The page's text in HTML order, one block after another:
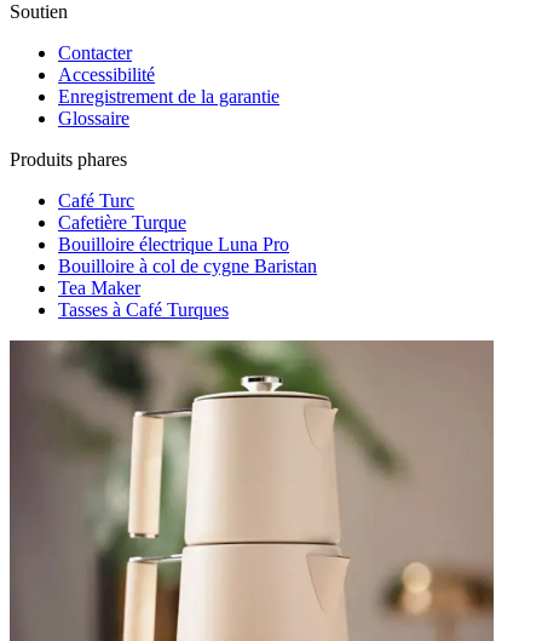
Soutien
Contacter
Accessibilité
Enregistrement de la garantie
Glossaire
Produits phares
Café Turc
Cafetière Turque
Bouilloire électrique Luna Pro
Bouilloire à col de cygne Baristan
Tea Maker
Tasses à Café Turques